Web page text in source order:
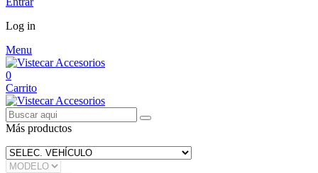
Log in
Menu
0
Carrito
Más productos